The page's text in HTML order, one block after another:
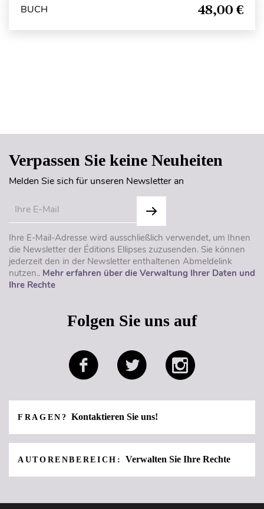
BUCH 48,00 €
Verpassen Sie keine Neuheiten
Melden Sie sich für unseren Newsletter an
Ihre E-Mail-Adresse wird ausschließlich verwendet, um Ihnen
die Newsletter der Éditions Ellipses zuzusenden. Sie können
jederzeit den in der Newsletter enthaltenen Abmeldelink
nutzen.. Mehr erfahren über die Verwaltung Ihrer Daten und
Ihre Rechte
Folgen Sie uns auf
FRAGEN? Kontaktieren Sie uns!
AUTORENBEREICH: Verwalten Sie Ihre Rechte